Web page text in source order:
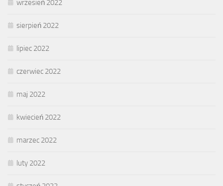
wrzesień 2022
sierpień 2022
lipiec 2022
czerwiec 2022
maj 2022
kwiecień 2022
marzec 2022
luty 2022